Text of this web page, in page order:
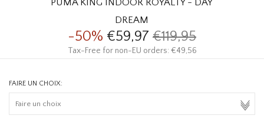
DREAM
-50% €59,97 €119,95
Tax-Free for non-EU orders: €49,56
FAIRE UN CHOIX: